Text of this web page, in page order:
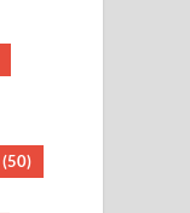
(50)